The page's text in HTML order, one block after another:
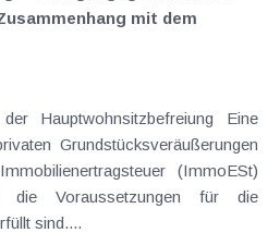
mit dem
Hauptwohnsitzbefreiung Eine
Grundstücksveräußerungen
(ImmoESt)
Voraussetzungen für die
sind....